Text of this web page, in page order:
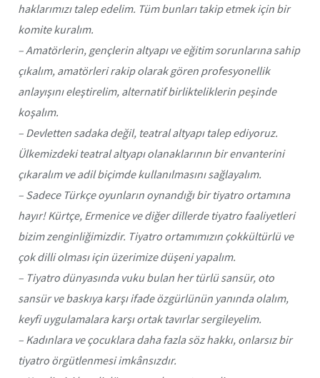
haklarımızı talep edelim. Tüm bunları takip etmek için bir
komite kuralım.
– Amatörlerin, gençlerin altyapı ve eğitim sorunlarına sahip
çıkalım, amatörleri rakip olarak gören profesyonellik
anlayışını eleştirelim, alternatif birlikteliklerin peşinde
koşalım.
– Devletten sadaka değil, teatral altyapı talep ediyoruz.
Ülkemizdeki teatral altyapı olanaklarının bir envanterini
çıkaralım ve adil biçimde kullanılmasını sağlayalım.
– Sadece Türkçe oyunların oynandığı bir tiyatro ortamına
hayır! Kürtçe, Ermenice ve diğer dillerde tiyatro faaliyetleri
bizim zenginliğimizdir. Tiyatro ortamımızın çokkültürlü ve
çok dilli olması için üzerimize düşeni yapalım.
– Tiyatro dünyasında vuku bulan her türlü sansür, oto
sansür ve baskıya karşı ifade özgürlünün yanında olalım,
keyfi uygulamalara karşı ortak tavırlar sergileyelim.
– Kadınlara ve çocuklara daha fazla söz hakkı, onlarsız bir
tiyatro örgütlenmesi imkânsızdır.